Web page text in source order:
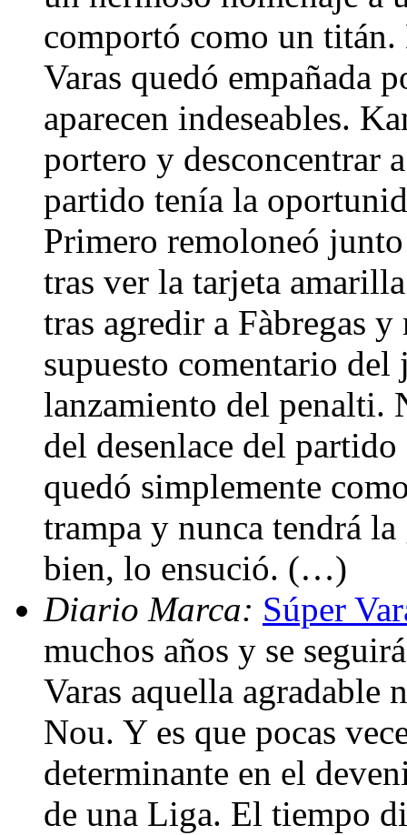
comportó como un titán.
Varas quedó empañada
aparecen indeseables.
portero y desconcentrar
partido tenía la
Primero remoloneó
tras ver la tarjeta
tras agredir a Fàbregas
supuesto comentario
lanzamiento del penalti.
del desenlace del
quedó simplemente
trampa y nunca tendrá
bien, lo ensució. (…)
Diario Marca: Súper
muchos años y se
Varas aquella agradable
Nou. Y es que pocas
determinante en el
de una Liga. El tiempo